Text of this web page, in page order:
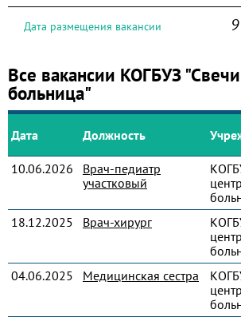
Дата размещения вакансии
Все вакансии КОГБУЗ
больница"
Дата Должность
10.06.2026
Врач-педиатр
участковый
18.12.2025
Врач-хирург
04.06.2025
Медицинская сестра